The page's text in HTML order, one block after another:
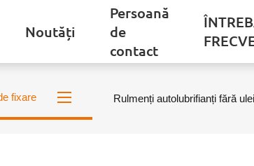
Noutăți
Persoană
de
contact
fixare Rulmenți autolubrifianți fără ulei